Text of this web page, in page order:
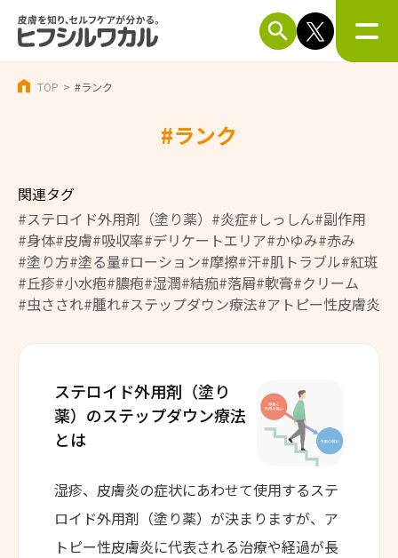
TOP #ランク
#ランク
関連タグ
#ステロイド外用剤（塗り薬） #炎症#しっしん#副作用
#身体#皮膚#吸収率#デリケートエリア#かゆみ#赤み
#塗り方#塗る量#ローション#摩擦#汗#肌トラブル#紅斑
#丘疹#小水疱#膿疱#湿潤#結痂#落屑#軟膏#クリーム
#虫さされ#腫れ#ステップダウン療法#アトピー性皮膚炎
ステロイド外用剤（塗り
薬）のステップダウン療法
とは
湿疹、皮膚炎の症状にあわせて使用するステ
ロイド外用剤（塗り薬）が決まりますが、ア
トピー性皮膚炎に代表される治療や経過が長